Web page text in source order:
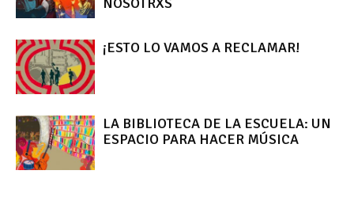
¡ESTO LO VAMOS A RECLAMAR!
LA BIBLIOTECA DE LA ESCUELA: UN
ESPACIO PARA HACER MÚSICA